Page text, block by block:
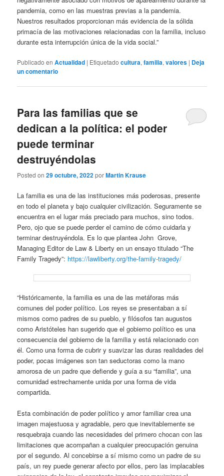
pandemia, como en las muestras previas a la pandemia.
Nuestros resultados proporcionan más evidencia de la sólida
primacía de las motivaciones relacionadas con la familia, incluso
durante esta interrupción única de la vida social.”
Publicado en Actualidad | Etiquetado cultura,familia,valores | Deja
un comentario
Para las familias que se
dedican a la política: el poder
puede terminar
destruyéndolas
Posted on29 octubre, 2022porMartin Krause
La familia es una de las instituciones más poderosas, presente
en todo el planeta y bajo cualquier civilización. Seguramente se
encuentra en el lugar más preciado para muchos, sino todos.
Pero, ojo que se puede perder el camino de cómo cuidarla y
terminar destruyéndola. Es lo que plantea John Grove,
Managing Editor de Law & Liberty en un ensayo titulado “The
Family Tragedy”: https://lawliberty.org/the-family-tragedy/
“Históricamente, la familia es una de las metáforas más
comunes del poder político. Los reyes se presentaban a sí
mismos como padres de su pueblo, y filósofos tan augustos
como Aristóteles han sugerido que el gobierno político es una
consecuencia del gobierno de la familia y está relacionado con
él. Como una forma de cubrir y suavizar las duras realidades del
poder, pocas imágenes son tan seductoras como la mano
amorosa de un padre que defiende y guía a su “familia”, una
comunidad estrechamente unida por una forma de vida
compartida.
Esta combinación de poder político y amor familiar crea una
imagen majestuosa y agradable, pero que inevitablemente se
resquebraja cuando las necesidades del primero chocan con las
limitaciones que acompañan a cualquier preocupación genuina
por el segundo. Al concebirse a sí mismo como un padre de su
país, un rey puede generar afecto por ellos, pero las implacables